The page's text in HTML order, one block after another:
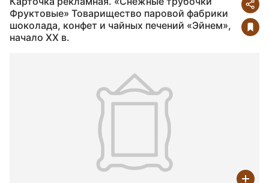
Фруктовые» Товарищество паровой фабрики
шоколада, конфет и чайных печений «Эйнем»,
начало ХХ в.